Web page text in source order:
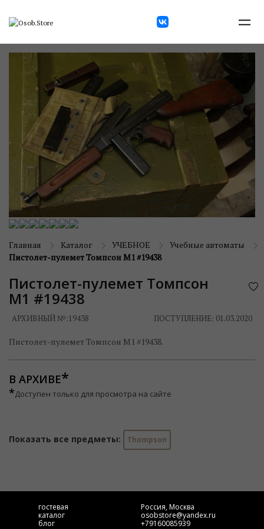
Главная Каталог УЧЕБНОЕ
Учебные автоматы
Пистолет-пулемет Томпсон М1 #19438
Пистолет-пулемет Томпсон
М1 #19438
АРХИВНЫЙ №:19438 ПОСТУПЛЕНИЕ: 01.03.2020
Пистолет-пулемет Томпсон М1 #19438.
В АРХИВЕ
*Доступен только для просмотра на сайте
Показать все предметы: Thompson
гостевая
каталог
блог
Россия, Москва
osobstore@yandex.ru
+79160085939